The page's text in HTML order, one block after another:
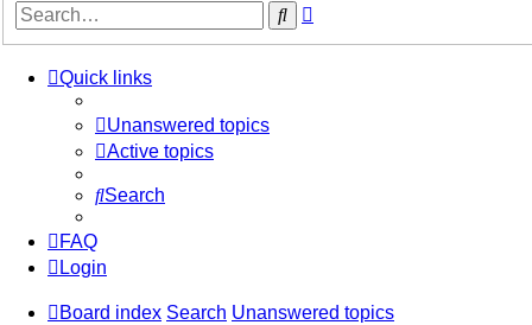
Search
Quick links
Unanswered topics
Active topics
Search
FAQ
Login
Board index Search Unanswered topics